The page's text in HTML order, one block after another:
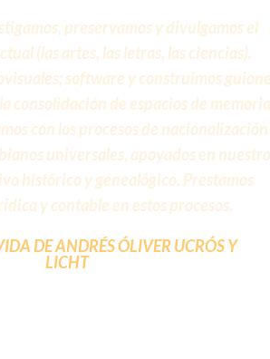
preservamos y divulgamos el
(las artes, las letras, las ciencias).
software y construimos
consolidación de espacios de memoria
con los procesos de nacionalización
universales, apoyados en nuestro
histórico y genealógico. Prestamos
y contable en estos procesos.
DE ANDRÉS ÓLIVER UCRÓS Y
LICHT